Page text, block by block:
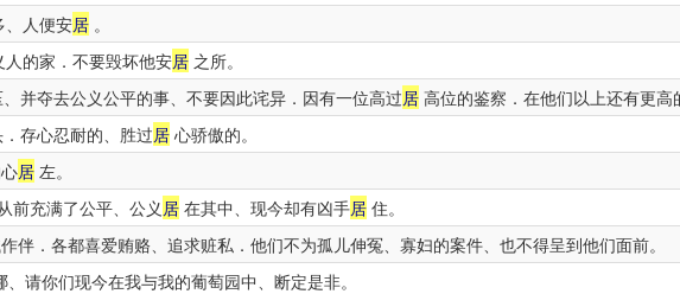
、人便安居 。
的家．不要毁坏他安居 之所。
并夺去公义公平的事、不要因此诧异．因有一位高过居 高位的鉴察．在他们以上还有更高
存心忍耐的、胜过居 心骄傲的。
居 左。
前充满了公平、公义居 在其中、现今却有凶手居 住。
伴．各都喜爱贿赂、追求赃私．他们不为孤儿伸冤、寡妇的案件、也不得呈到他们面前。
、请你们现今在我与我的葡萄园中、断定是非。